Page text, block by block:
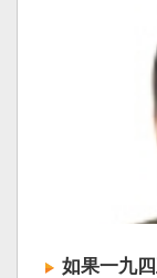
如果一九